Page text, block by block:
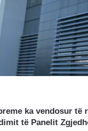
ka vendosur
të Panelit